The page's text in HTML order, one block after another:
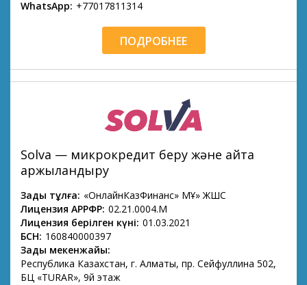
WhatsApp: +77017811314
ПОДРОБНЕЕ
Solva — микрокредит беру және қайта
қаржыландыру
Заңды тұлға: «ОнлайнКазФинанс» МҚҰ» ЖШС
Лицензия АРРФР: 02.21.0004.М
Лицензия берілген күні: 01.03.2021
БСН: 160840000397
Заңды мекенжайы:
Республика Казахстан, г. Алматы, пр. Сейфуллина 502,
БЦ «TURAR», 9й этаж